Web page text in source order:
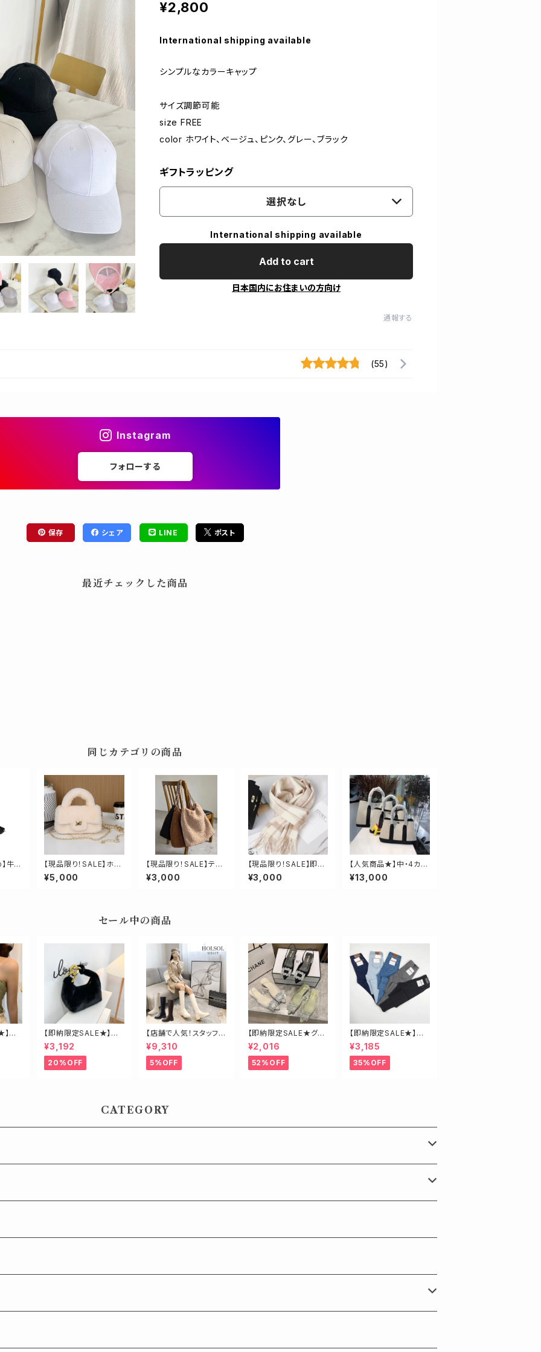
¥2,800
International shipping available
シンプルなカラーキャップ
サイズ調節可能
size FREE
color ホワイト、ベージュ、ピンク、グレー、ブラック
ギフトラッピング
選択なし
International shipping available
Add to cart
日本国内にお住まいの方向け
通報する
(55)
Instagram
フォローする
保存 シェア LINE ポスト
最近チェックした商品
同じカテゴリの商品
牛革
【現品限り！SALE】ホワ
イト：羊毛100%高品質
ウールボアハンドバッグ
¥5,000
【現品限り！SALE】テデ
ィボアチェーンストラッ
プバッグ
¥3,000
【現品限り！SALE】即
納：ウールロングチェッ
クマフラー
¥3,000
【人気商品★】中・4カラ
ー牛革ドッキングトート
【サイズ中】
¥13,000
セール中の商品
ク
【即納限定SALE★】エ
コファービッグチェーン
バッグ
¥3,192
20%OFF
【店舗で人気！スタッフも
オススメ】ゴールド金具
ロングブーツ
¥9,310
5%OFF
【即納限定SALE★グリ
ーン23.5】ビジューミュ
ール
¥2,016
52%OFF
【即納限定SALE★】超
ストレッチ！ハイウエスト
スキニーデニム 細身
さんにオススメ♡
¥3,185
35%OFF
CATEGORY